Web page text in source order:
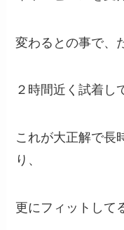
変わるとの事で、
２時間近く試着し
これが大正解で長
り、
更にフィットして